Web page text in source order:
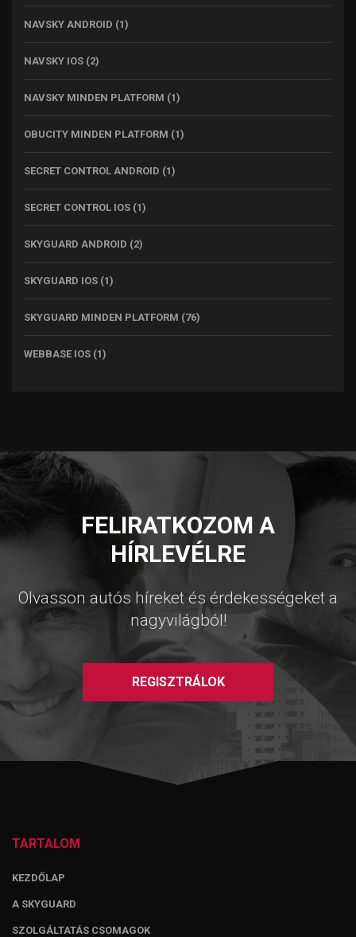
NAVSKY ANDROID (1)
NAVSKY IOS (2)
NAVSKY MINDEN PLATFORM (1)
OBUCITY MINDEN PLATFORM (1)
SECRET CONTROL ANDROID (1)
SECRET CONTROL IOS (1)
SKYGUARD ANDROID (2)
SKYGUARD IOS (1)
SKYGUARD MINDEN PLATFORM (76)
WEBBASE IOS (1)
FELIRATKOZOM A
HÍRLEVÉLRE
Olvasson autós híreket és érdekességeket a
nagyvilágból!
REGISZTRÁLOK
TARTALOM
KEZDŐLAP
A SKYGUARD
SZOLGÁLTATÁS CSOMAGOK